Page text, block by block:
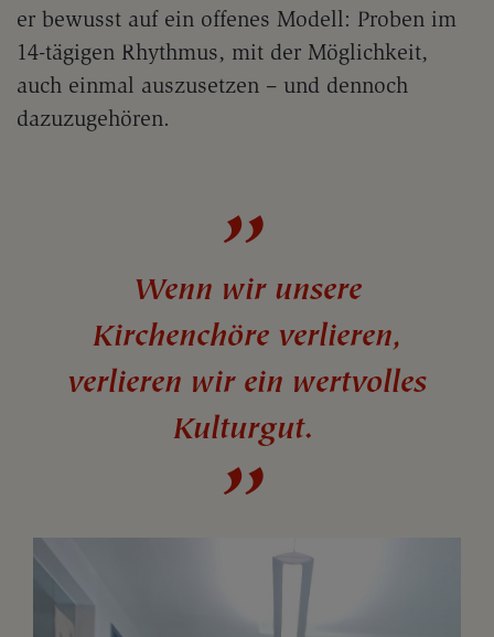
er bewusst auf ein offenes Modell: Proben im
14-tägigen Rhythmus, mit der Möglichkeit,
auch einmal auszusetzen – und dennoch
dazuzugehören.
Wenn wir unsere
Kirchenchöre verlieren,
verlieren wir ein wertvolles
Kulturgut.